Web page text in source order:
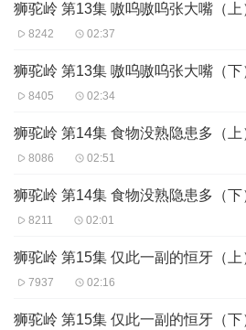
狮驼岭 第13集 嗷呜嗷呜张大嘴（上
8242 02:37
狮驼岭 第13集 嗷呜嗷呜张大嘴（下
8405 02:34
狮驼岭 第14集 食物没熟隐患多（上
8086 02:51
狮驼岭 第14集 食物没熟隐患多（下
8211 02:01
狮驼岭 第15集 仅此一副的恒牙（上
7937 02:16
狮驼岭 第15集 仅此一副的恒牙（下